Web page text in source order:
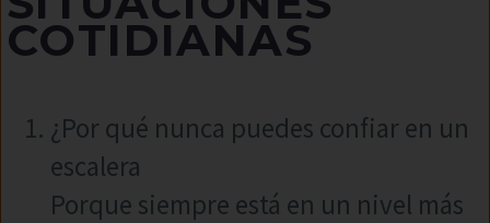
COTIDIANAS
¿Por qué nunca puedes confiar en un
escalera
Porque siempre está en un nivel más